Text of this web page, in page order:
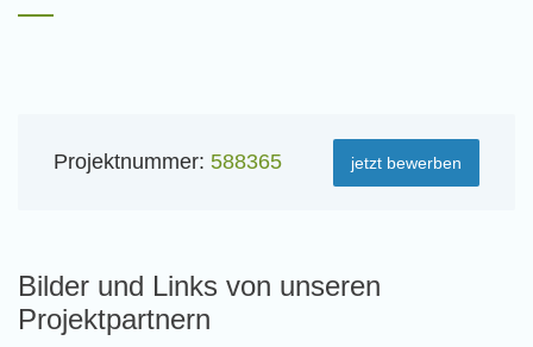
Projektnummer: 588365 jetzt bewerben
Bilder und Links von unseren
Projektpartnern